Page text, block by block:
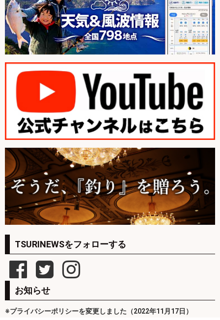
TSURINEWSをフォローする
お知らせ
※プライバシーポリシーを変更しました（2022年11月17日）